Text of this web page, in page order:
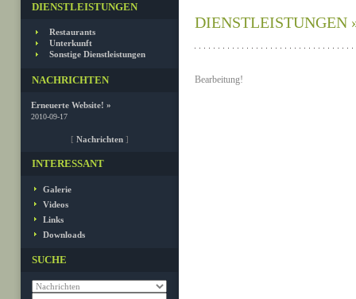
DIENSTLEISTUNGEN
Restaurants
Unterkunft
Sonstige Dienstleistungen
NACHRICHTEN
Erneuerte Website! »
2010-09-17
[ Nachrichten]
INTERESSANT
Galerie
Videos
Links
Downloads
SUCHE
DIENSTLEISTUNGEN
Bearbeitung!